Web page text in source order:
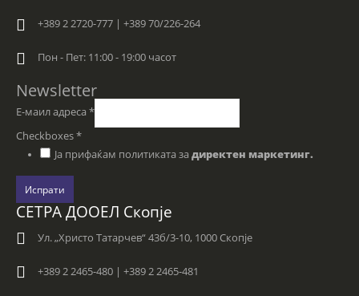
+389 2 2720-777 | +389 70/226-264
Пон - Пет: 11:00 - 19:00 часот
Newsletter
Е-маил адреса *
Checkboxes*
Ја прифаќам политиката за директен маркетинг.
Испрати
СЕТРА ДООЕЛ Скопје
Ул. „Христо Татарчев“ 43б/3-10, 1000 Скопје
+389 2 2465-480 | +389 2 2465-481